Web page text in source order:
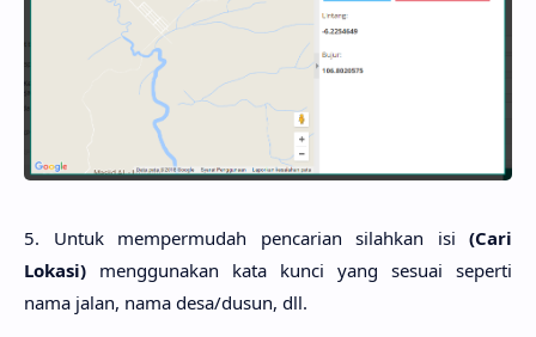
5. Untuk mempermudah pencarian silahkan isi (Cari
Lokasi) menggunakan kata kunci yang sesuai seperti
nama jalan, nama desa/dusun, dll.